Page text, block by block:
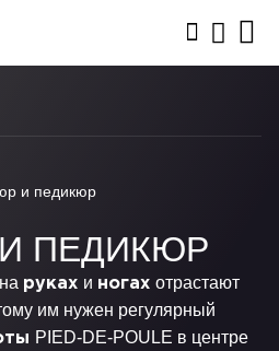
и педикюр
ПЕДИКЮР
на руках и ногах отрастают
им нужен регулярный
PIED-DE-POULE в центре